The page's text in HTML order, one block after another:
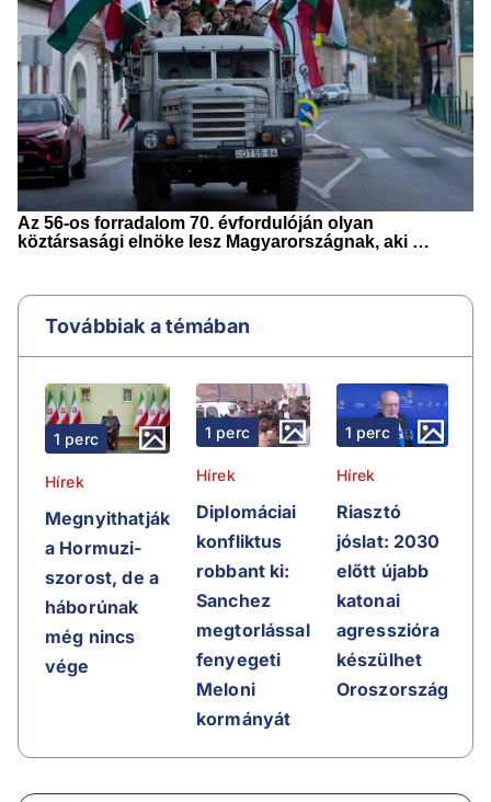
Továbbiak a témában
1 perc
Hírek
Megnyithatják
a Hormuzi-
szorost, de a
háborúnak
még nincs
vége
1 perc
Hírek
Diplomáciai
konfliktus
robbant ki:
Sanchez
megtorlással
fenyegeti
Meloni
kormányát
1 perc
Hírek
Riasztó
jóslat: 2030
előtt újabb
katonai
agresszióra
készülhet
Oroszország